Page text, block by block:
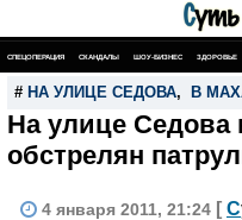
СПЕЦОПЕРАЦИЯ СКАНДАЛЫ ШОУ-БИЗНЕС ЗДОРОВЬЕ
# НА УЛИЦЕ СЕДОВА, В
На улице Седова
обстрелян
4 января 2011, 21:24 [ С